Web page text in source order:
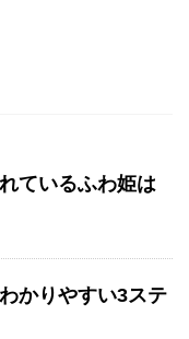
ているふわ姫は
かりやすい3ステ